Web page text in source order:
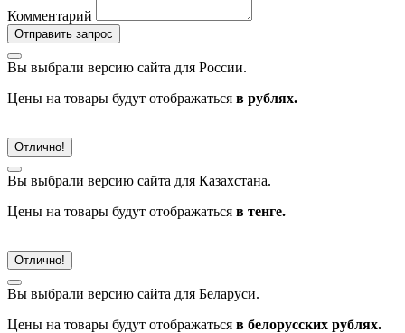
Комментарий
Отправить запрос
Вы выбрали версию сайта для России.
Цены на товары будут отображаться в рублях.
Отлично!
Вы выбрали версию сайта для Казахстана.
Цены на товары будут отображаться в тенге.
Отлично!
Вы выбрали версию сайта для Беларуси.
Цены на товары будут отображаться в белорусских рублях.